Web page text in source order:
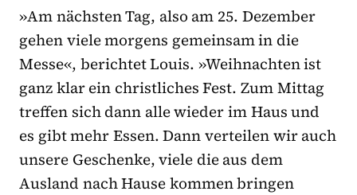
»Am nächsten Tag, also am 25. Dezember
gehen viele morgens gemeinsam in die
Messe«, berichtet Louis. »Weihnachten ist
ganz klar ein christliches Fest. Zum Mittag
treffen sich dann alle wieder im Haus und
es gibt mehr Essen. Dann verteilen wir auch
unsere Geschenke, viele die aus dem
Ausland nach Hause kommen bringen